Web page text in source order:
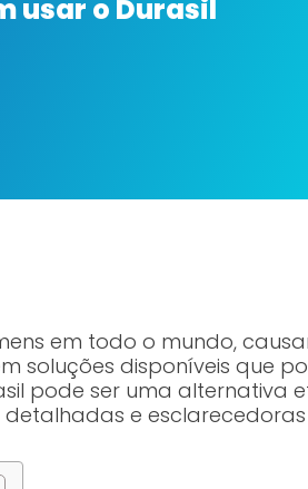
usar o Durasil
em todo o mundo,
soluções disponíveis que
pode ser uma alternativa
e